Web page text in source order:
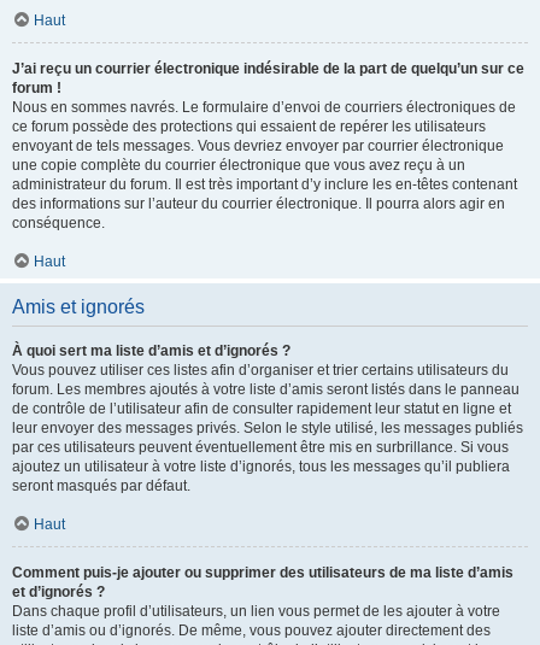
Haut
J’ai reçu un courrier électronique indésirable de la part de quelqu’un sur ce
forum !
Nous en sommes navrés. Le formulaire d’envoi de courriers électroniques de
ce forum possède des protections qui essaient de repérer les utilisateurs
envoyant de tels messages. Vous devriez envoyer par courrier électronique
une copie complète du courrier électronique que vous avez reçu à un
administrateur du forum. Il est très important d’y inclure les en-têtes contenant
des informations sur l’auteur du courrier électronique. Il pourra alors agir en
conséquence.
Haut
Amis et ignorés
À quoi sert ma liste d’amis et d’ignorés ?
Vous pouvez utiliser ces listes afin d’organiser et trier certains utilisateurs du
forum. Les membres ajoutés à votre liste d’amis seront listés dans le panneau
de contrôle de l’utilisateur afin de consulter rapidement leur statut en ligne et
leur envoyer des messages privés. Selon le style utilisé, les messages publiés
par ces utilisateurs peuvent éventuellement être mis en surbrillance. Si vous
ajoutez un utilisateur à votre liste d’ignorés, tous les messages qu’il publiera
seront masqués par défaut.
Haut
Comment puis-je ajouter ou supprimer des utilisateurs de ma liste d’amis
et d’ignorés ?
Dans chaque profil d’utilisateurs, un lien vous permet de les ajouter à votre
liste d’amis ou d’ignorés. De même, vous pouvez ajouter directement des